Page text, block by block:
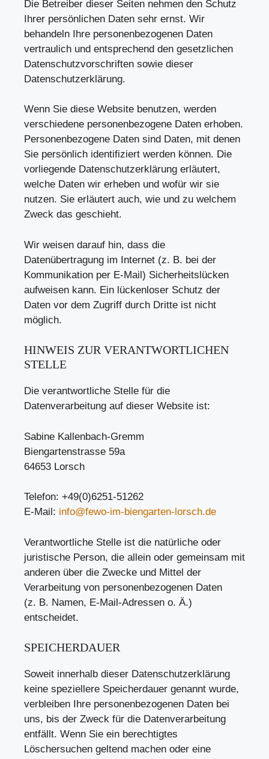
Die Betreiber dieser Seiten nehmen den Schutz
Ihrer persönlichen Daten sehr ernst. Wir
behandeln Ihre personenbezogenen Daten
vertraulich und entsprechend den gesetzlichen
Datenschutzvorschriften sowie dieser
Datenschutzerklärung.
Wenn Sie diese Website benutzen, werden
verschiedene personenbezogene Daten erhoben.
Personenbezogene Daten sind Daten, mit denen
Sie persönlich identifiziert werden können. Die
vorliegende Datenschutzerklärung erläutert,
welche Daten wir erheben und wofür wir sie
nutzen. Sie erläutert auch, wie und zu welchem
Zweck das geschieht.
Wir weisen darauf hin, dass die
Datenübertragung im Internet (z. B. bei der
Kommunikation per E-Mail) Sicherheitslücken
aufweisen kann. Ein lückenloser Schutz der
Daten vor dem Zugriff durch Dritte ist nicht
möglich.
HINWEIS ZUR VERANTWORTLICHEN
STELLE
Die verantwortliche Stelle für die
Datenverarbeitung auf dieser Website ist:
Sabine Kallenbach-Gremm
Biengartenstrasse 59a
64653 Lorsch
Telefon: +49(0)6251-51262
E-Mail: info@fewo-im-biengarten-lorsch.de
Verantwortliche Stelle ist die natürliche oder
juristische Person, die allein oder gemeinsam mit
anderen über die Zwecke und Mittel der
Verarbeitung von personenbezogenen Daten
(z. B. Namen, E-Mail-Adressen o. Ä.)
entscheidet.
SPEICHERDAUER
Soweit innerhalb dieser Datenschutzerklärung
keine speziellere Speicherdauer genannt wurde,
verbleiben Ihre personenbezogenen Daten bei
uns, bis der Zweck für die Datenverarbeitung
entfällt. Wenn Sie ein berechtigtes
Löschersuchen geltend machen oder eine